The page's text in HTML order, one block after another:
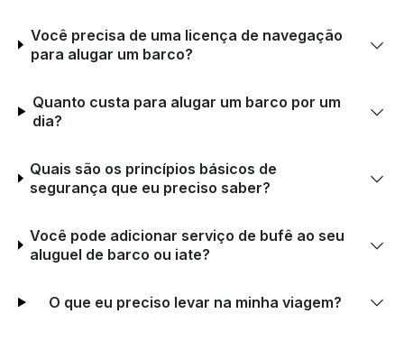
Você precisa de uma licença de navegação
para alugar um barco?
Quanto custa para alugar um barco por um
dia?
Quais são os princípios básicos de
segurança que eu preciso saber?
Você pode adicionar serviço de bufê ao seu
aluguel de barco ou iate?
O que eu preciso levar na minha viagem?